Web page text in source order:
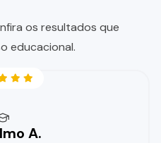
os resultados que
educacional.
A.